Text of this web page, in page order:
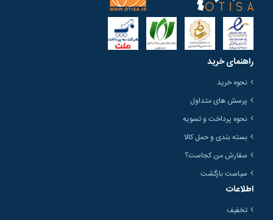
راهنمای خرید
نحوه خرید
پرسش های متداول
نحوه پرداخت و تسویه
بسته بندی و حمل کالا
سفارش من کجاست؟
سیاست بازگشت
اطلاعات
تخفیف